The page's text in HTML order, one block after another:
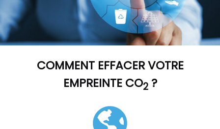
COMMENT EFFACER VOTRE
EMPREINTE CO2?